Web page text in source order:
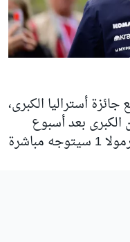
مع جائزة أستراليا الكبرى،
الكبرى بعد أسبوع
واحد فقط، ما يعني أن بادوك الفورمولا 1 سيتوجه مباشرة